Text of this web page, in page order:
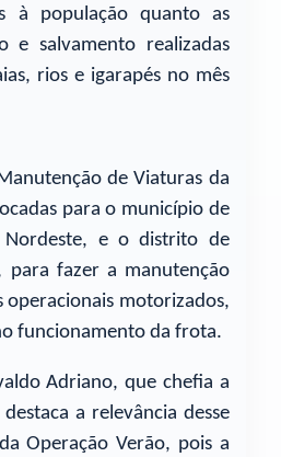
à população quanto as
e salvamento realizadas
rios e igarapés no mês
de Viaturas da
para o município de
Nordeste, e o distrito de
para fazer a manutenção
operacionais motorizados,
funcionamento da frota.
Adriano, que chefia a
a relevância desse
Operação Verão, pois a